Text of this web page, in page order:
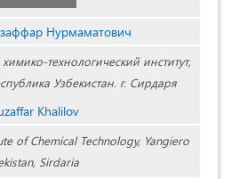
Нурмаматович
технологический институт,
Узбекистан. г. Сирдаря
Khalilov
of Chemical Technology, Yangiero
Sirdaria